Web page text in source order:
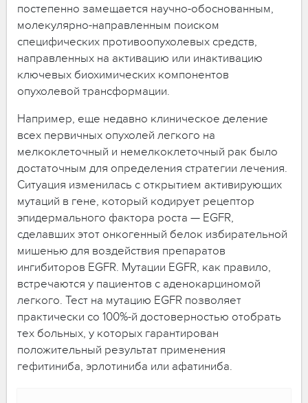
постепенно замещается научно-обоснованным,
молекулярно-направленным поиском
специфических противоопухолевых средств,
направленных на активацию или инактивацию
ключевых биохимических компонентов
опухолевой трансформации.
Например, еще недавно клиническое деление
всех первичных опухолей легкого на
мелкоклеточный и немелкоклеточный рак было
достаточным для определения стратегии лечения.
Ситуация изменилась с открытием активирующих
мутаций в гене, который кодирует рецептор
эпидермального фактора роста — EGFR,
сделавших этот онкогенный белок избирательной
мишенью для воздействия препаратов
ингибиторов EGFR. Мутации EGFR, как правило,
встречаются у пациентов с аденокарциномой
легкого. Тест на мутацию EGFR позволяет
практически со 100%-й достоверностью отобрать
тех больных, у которых гарантирован
положительный результат применения
гефитиниба, эрлотиниба или афатиниба.